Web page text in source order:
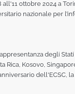
ottobre 2024 a
nazionale per
degli
Rica, Kosovo,
dell'ECSC,